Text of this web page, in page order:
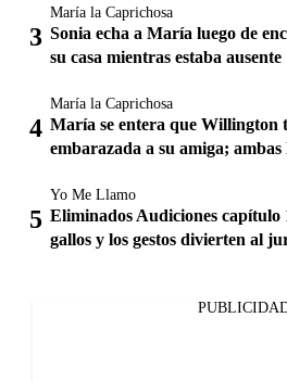
María la Caprichosa
Sonia echa a María luego de
su casa mientras estaba ausente
María la Caprichosa
María se entera que Willington
embarazada a su amiga; ambas
Yo Me Llamo
Eliminados Audiciones capítulo
gallos y los gestos divierten al